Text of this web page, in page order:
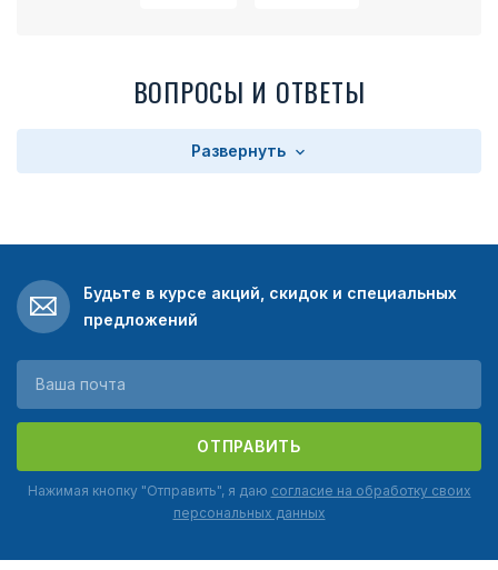
ВОПРОСЫ И ОТВЕТЫ
Развернуть
Будьте в курсе акций, скидок и специальных
предложений
ОТПРАВИТЬ
Нажимая кнопку "Отправить", я даю согласие на обработку своих
персональных данных